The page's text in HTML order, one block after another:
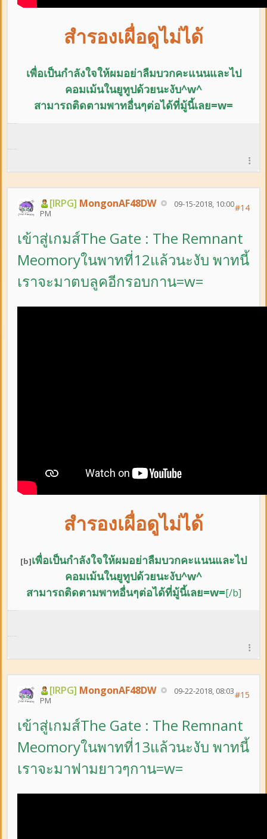
สำรองเผื่อดูไม่ได้
เพื่อเป็นกำลังใจให้ผมอย่าลืมบวกคะแนนและไป
คอมเม้นในยูทูปด้วยนะงับ^w^
สามารถติดตามพาทอื่นๆต่อได้ที่มู้นี้เลย=w=
[IRPG] MongonAF48DW
09-15-2018, 10:00
PM
#14
เข้าสู่เกมส์The Gate : The Remnant
Meomoryในพาทที่12แล้วนะงับ พาทนี้
เราจะมาตบลูคอีกรอบกาน=w=
สำรองเผื่อดูไม่ได้
[b]เพื่อเป็นกำลังใจให้ผมอย่าลืมบวกคะแนนและไป
คอมเม้นในยูทูปด้วยนะงับ^w^
สามารถติดตามพาทอื่นๆต่อได้ที่มู้นี้เลย=w=[/b]
[IRPG] MongonAF48DW
09-22-2018, 08:03
PM
#15
เข้าสู่เกมส์The Gate : The Remnant
Meomoryในพาทที่13แล้วนะงับ พาทนี้
เราจะมาฟามยาวๆกาน=w=